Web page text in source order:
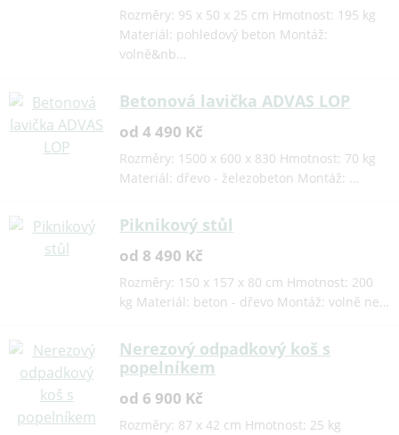
Rozměry: 95 x 50 x 25 cm Hmotnost: 195 kg
Materiál: pohledový beton Montáž:
volně&nb…
Betonová lavička ADVAS LOP
od 4 490 Kč
Rozměry: 1500 x 600 x 830 Hmotnost: 70 kg
Materiál: dřevo - železobeton Montáž: …
Piknikový stůl
od 8 490 Kč
Rozměry: 150 x 157 x 80 cm Hmotnost: 200
kg Materiál: beton - dřevo Montáž: volně ne…
Nerezový odpadkový koš s
popelníkem
od 6 900 Kč
Rozměry: 87 x 42 cm Hmotnost: 25 kg